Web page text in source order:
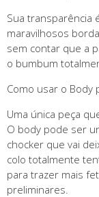
Sua transparência
maravilhosos
sem contar que a
o bumbum
Como usar o
Uma única peça
O body pode ser
chocker que vai
colo totalmente
para trazer mais
preliminares.